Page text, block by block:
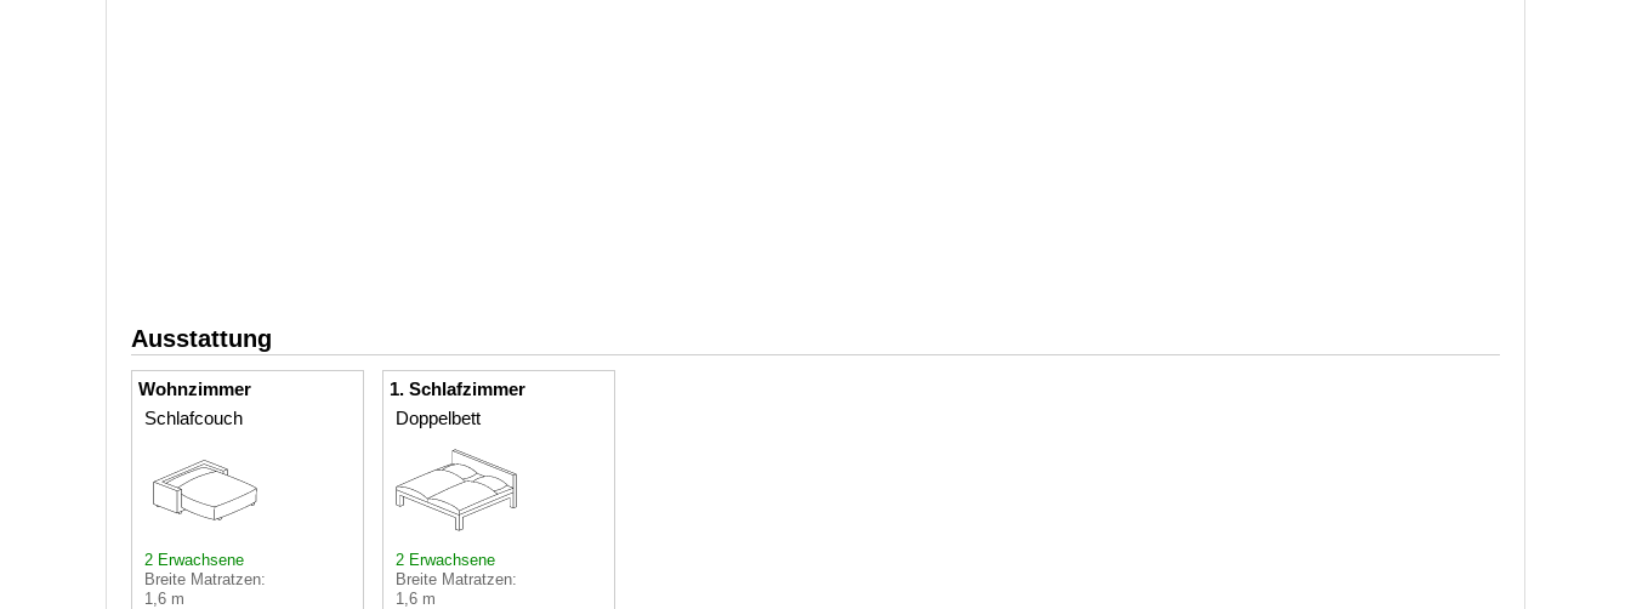
Ausstattung
Wohnzimmer
Schlafcouch
2 Erwachsene
Breite Matratzen:
1,6 m
1. Schlafzimmer
Doppelbett
2 Erwachsene
Breite Matratzen:
1,6 m